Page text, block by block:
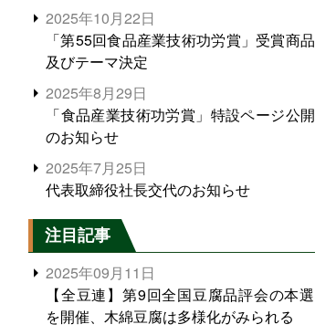
2025年10月22日
「第55回食品産業技術功労賞」受賞商品
及びテーマ決定
2025年8月29日
「食品産業技術功労賞」特設ページ公開
のお知らせ
2025年7月25日
代表取締役社長交代のお知らせ
注目記事
2025年09月11日
【全豆連】第9回全国豆腐品評会の本選
を開催、木綿豆腐は多様化がみられる